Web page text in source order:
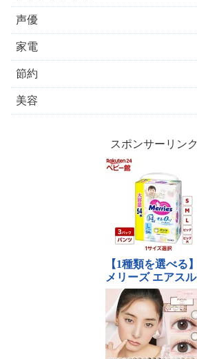
声優
家電
節約
美容
スポンサーリンク